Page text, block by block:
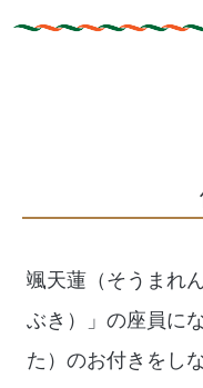
颯天蓮（そうまれ
ぶき）」の座員に
た）のお付きをし